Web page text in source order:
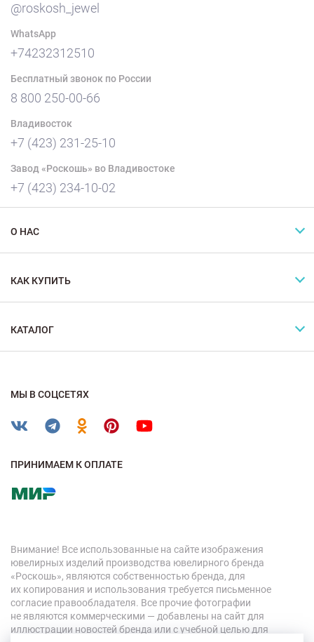
@roskosh_jewel
WhatsApp
+74232312510
Бесплатный звонок по России
8 800 250-00-66
Владивосток
+7 (423) 231-25-10
Завод «Роскошь» во Владивостоке
+7 (423) 234-10-02
О НАС
КАК КУПИТЬ
КАТАЛОГ
МЫ В СОЦСЕТЯХ
ПРИНИМАЕМ К ОПЛАТЕ
Внимание! Все использованные на сайте изображения
ювелирных изделий производства ювелирного бренда
«Роскошь», являются собственностью бренда, для
их копирования и использования требуется письменное
согласие правообладателя. Все прочие фотографии
не являются коммерческими — добавлены на сайт для
иллюстрации новостей бренда или с учебной целью для